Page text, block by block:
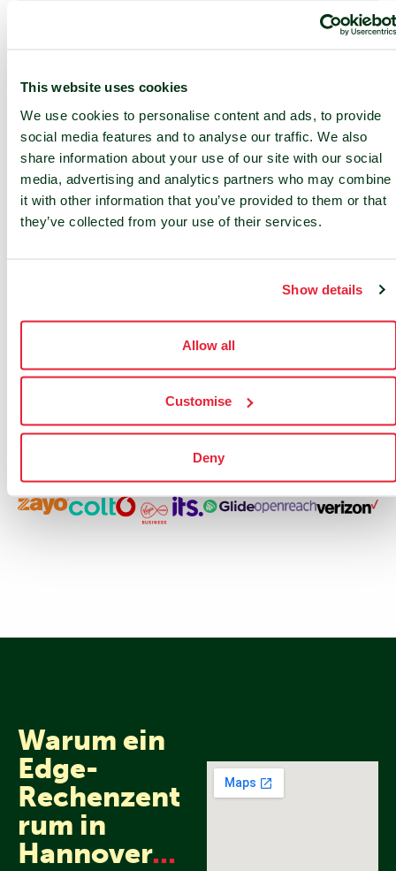
This website uses cookies
We use cookies to personalise content and ads, to provide
social media features and to analyse our traffic. We also
share information about your use of our site with our social
media, advertising and analytics partners who may combine
it with other information that you’ve provided to them or that
they’ve collected from your use of their services.
Show details
Allow all
Customise
Deny
24/7 SUPPORT
24/7 Service-Desk und 24/7
Zugang zu NOC-Diensten
Unsere Partner
Warum ein
Edge-
Rechenzent
rum in
Hannover...